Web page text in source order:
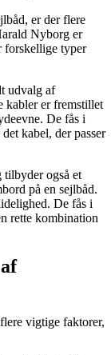
er der flere
Nyborg er
forskellige typer
udvalg af
kabler er fremstillet
De fås i
kabel, der passer
også et
på en sejlbåd.
De fås i
rette kombination
vigtige faktorer,